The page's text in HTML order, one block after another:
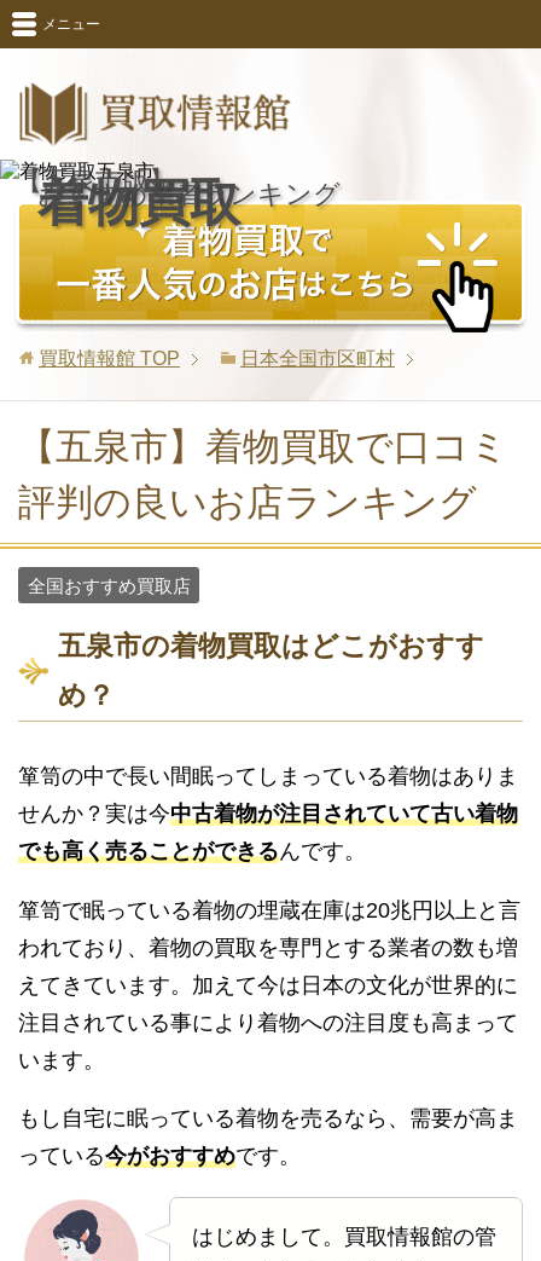
メニュー
【五泉市版】
着物買取
おすすめ業者ランキング
買取情報館 TOP 日本全国市区町村
【五泉市】着物買取で口コミ
評判の良いお店ランキング
全国おすすめ買取店
五泉市の着物買取はどこがおすす
め？
箪笥の中で長い間眠ってしまっている着物はありま
せんか？実は今中古着物が注目されていて古い着物
でも高く売ることができるんです。
箪笥で眠っている着物の埋蔵在庫は20兆円以上と言
われており、着物の買取を専門とする業者の数も増
えてきています。加えて今は日本の文化が世界的に
注目されている事により着物への注目度も高まって
います。
もし自宅に眠っている着物を売るなら、需要が高ま
っている今がおすすめです。
はじめまして。買取情報館の管